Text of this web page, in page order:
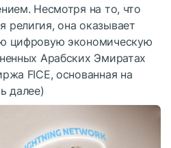
Несмотря на то, что
она оказывает
цифровую экономическую
Арабских Эмиратах
FICE, основанная на
далее)